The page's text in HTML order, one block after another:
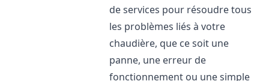
de services pour résoudre tous
les problèmes liés à votre
chaudière, que ce soit une
panne, une erreur de
fonctionnement ou une simple